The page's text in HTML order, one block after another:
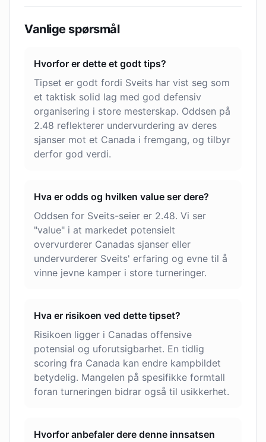
Vanlige spørsmål
Hvorfor er dette et godt tips?
Tipset er godt fordi Sveits har vist seg som
et taktisk solid lag med god defensiv
organisering i store mesterskap. Oddsen på
2.48 reflekterer undervurdering av deres
sjanser mot et Canada i fremgang, og tilbyr
derfor god verdi.
Hva er odds og hvilken value ser dere?
Oddsen for Sveits-seier er 2.48. Vi ser
"value" i at markedet potensielt
overvurderer Canadas sjanser eller
undervurderer Sveits' erfaring og evne til å
vinne jevne kamper i store turneringer.
Hva er risikoen ved dette tipset?
Risikoen ligger i Canadas offensive
potensial og uforutsigbarhet. En tidlig
scoring fra Canada kan endre kampbildet
betydelig. Mangelen på spesifikke formtall
foran turneringen bidrar også til usikkerhet.
Hvorfor anbefaler dere denne innsatsen